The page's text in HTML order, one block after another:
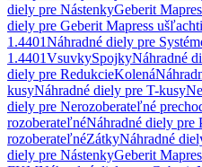
diely pre NástenkyGeberit
diely pre Geberit Mapress
1.4401Náhradné diely pre
1.4401VsuvkySpojkyNáhradné
diely pre RedukcieKolená
kusyNáhradné diely pre T-kusy
diely pre Nerozoberateľné
rozoberateľnéNáhradné diely pre
rozoberateľnéZátkyNáhradné
diely pre NástenkyGeberit